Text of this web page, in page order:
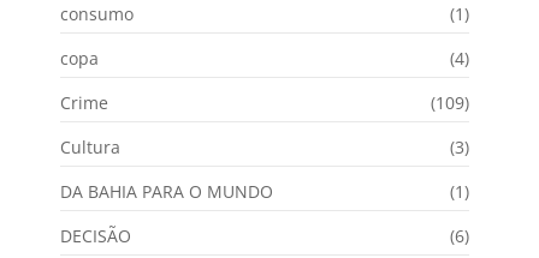
consumo
(1)
copa
(4)
Crime
(109)
Cultura
(3)
DA BAHIA PARA O MUNDO
(1)
DECISÃO
(6)